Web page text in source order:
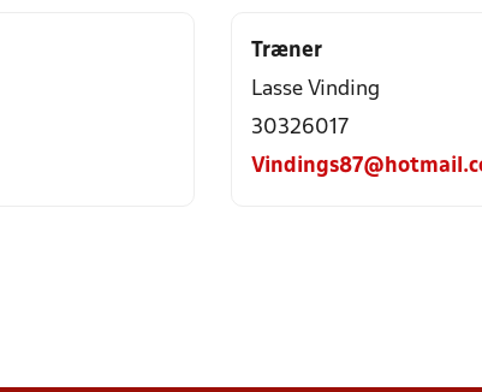
Træner
Lasse Vinding
30326017